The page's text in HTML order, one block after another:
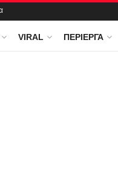
VIRAL ΠΕΡΊΕΡΓΑ